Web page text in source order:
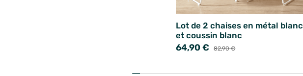
Lot de 2 chaises en métal blanc
et coussin blanc
64,90 € 82,90 €